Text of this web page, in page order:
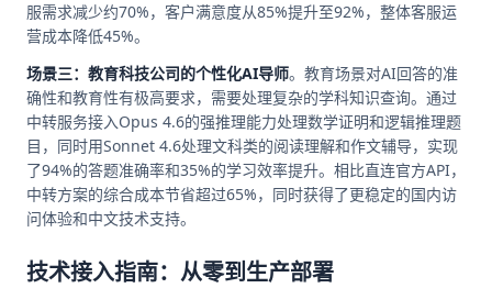
服需求减少约70%，客户满意度从85%提升至92%，整体客服运
营成本降低45%。
场景三：教育科技公司的个性化AI导师。教育场景对AI回答的准
确性和教育性有极高要求，需要处理复杂的学科知识查询。通过
中转服务接入Opus 4.6的强推理能力处理数学证明和逻辑推理题
目，同时用Sonnet 4.6处理文科类的阅读理解和作文辅导，实现
了94%的答题准确率和35%的学习效率提升。相比直连官方API，
中转方案的综合成本节省超过65%，同时获得了更稳定的国内访
问体验和中文技术支持。
技术接入指南：从零到生产部署